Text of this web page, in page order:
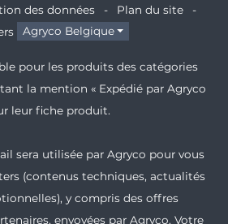
des données
Plan du site
Agryco Belgique
pour les produits des catégories
la mention « Expédié par Agryco
leur fiche produit.
sera utilisée par Agryco pour vous
(contenus techniques, actualités
y compris des offres
envoyées par Agryco. Votre